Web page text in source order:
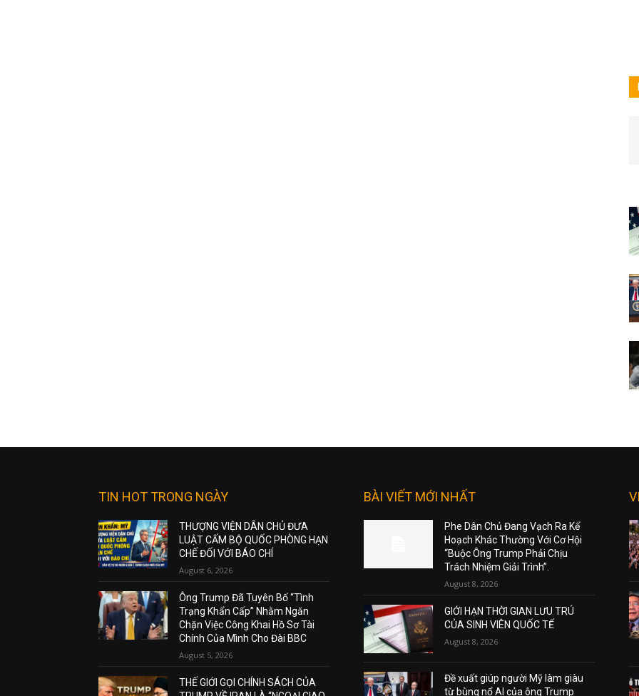
TIN HOT TRONG NGÀY
THƯỢNG VIỆN DÂN CHỦ ĐƯA
LUẬT CẤM BỘ QUỐC PHÒNG HẠN
CHẾ ĐỐI VỚI BÁO CHÍ
August 6, 2026
Ông Trump Đã Tuyên Bố “Tình
Trạng Khẩn Cấp” Nhằm Ngăn
Chặn Việc Công Khai Hồ Sơ Tài
Chính Của Mình Cho Đài BBC
August 5, 2026
THẾ GIỚI GỌI CHÍNH SÁCH CỦA
BÀI VIẾT MỚI NHẤT
Phe Dân Chủ Đang Vạch Ra Kế
Hoạch Khác Thường Với Cơ Hội
“Buộc Ông Trump Phải Chịu
Trách Nhiệm Giải Trình”.
August 8, 2026
GIỚI HẠN THỜI GIAN LƯU TRÚ
CỦA SINH VIÊN QUỐC TẾ
August 8, 2026
Đề xuất giúp người Mỹ làm giàu
từ bùng nổ AI của ông Trump